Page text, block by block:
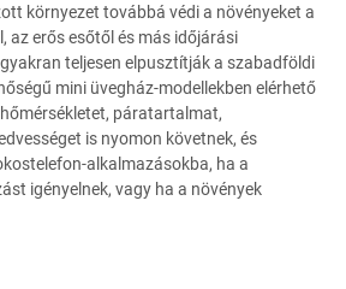
környezet továbbá védi a növényeket a
az erős esőtől és más időjárási
teljesen elpusztítják a szabadföldi
mini üvegház-modellekben elérhető
páratartalmat,
is nyomon követnek, és
alkalmazásokba, ha a
igényelnek, vagy ha a növények